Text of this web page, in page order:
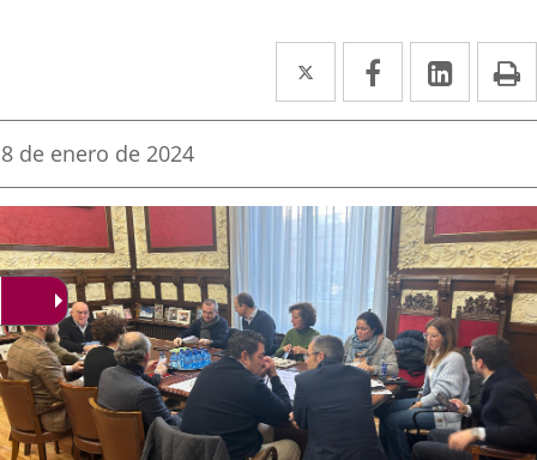
Twitter
Enlace
a
aplicación
externa.
Facebook
Enlace
a
aplicación
externa.
Enlace
a
Fecha
la
noticia
8 de enero de 2024